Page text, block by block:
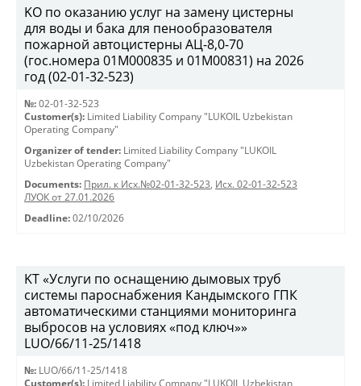
KO по оказанию услуг на замену цистерны
для воды и бака для пенообразователя
пожарной автоцистерны АЦ-8,0-70
(гос.номера 01М000835 и 01М00831) на 2026
год (02-01-32-523)
№: 02-01-32-523
Customer(s): Limited Liability Company "LUKOIL Uzbekistan
Operating Company"
Organizer of tender: Limited Liability Company "LUKOIL
Uzbekistan Operating Company"
Documents: Прил. к Исх.№02-01-32-523, Исх. 02-01-32-523
ЛУОК от 27.01.2026
Deadline: 02/10/2026
KT «Услуги по оснащению дымовых труб
системы пароснабжения Кандымского ГПК
автоматическими станциями мониторинга
выбросов на условиях «под ключ»»
LUO/66/11-25/1418
№: LUO/66/11-25/1418
Customer(s): Limited Liability Company "LUKOIL Uzbekistan